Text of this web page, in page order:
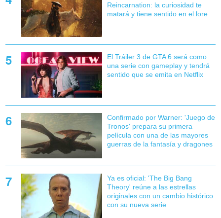
Reincarnation: la curiosidad te
matará y tiene sentido en el lore
El Tráiler 3 de GTA 6 será como
una serie con gameplay y tendrá
sentido que se emita en Netflix
Confirmado por Warner: 'Juego de
Tronos' prepara su primera
película con una de las mayores
guerras de la fantasía y dragones
Ya es oficial: 'The Big Bang
Theory' reúne a las estrellas
originales con un cambio histórico
con su nueva serie